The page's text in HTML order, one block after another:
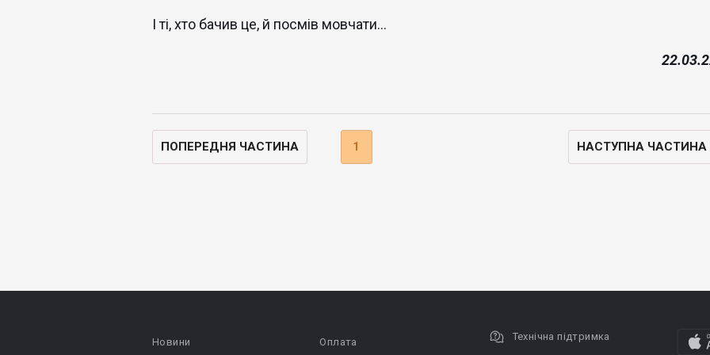
І ті, хто бачив це, й посмів мовчати...
ПОПЕРЕДНЯ ЧАСТИНА 1 НАСТУПНА ЧАСТИНА
Новини Оплата Технічна підтримка